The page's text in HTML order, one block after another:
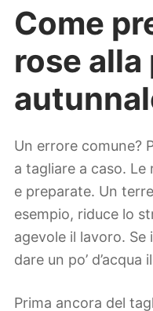
Come
rose
Un errore comune?
a tagliare a caso.
e preparate. Un
esempio, riduce lo
agevole il lavoro.
dare un po’ d’acqua
Prima ancora del